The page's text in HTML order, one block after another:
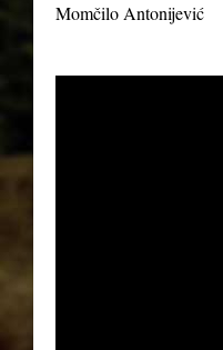
Momčilo Antonijević